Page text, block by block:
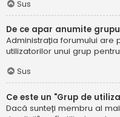
Sus
De ce apar anumite
Administrația forumului are
utilizatorilor unui grup
Sus
Ce este un "Grup de
Dacă sunteți membru al